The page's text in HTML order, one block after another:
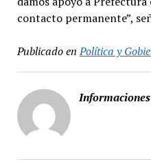
contacto permanente”,
Publicado en Política y
Informaciones